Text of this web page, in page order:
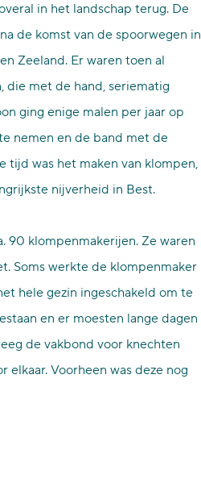
in het landschap terug. De
de komst van de spoorwegen in
Zeeland. Er waren toen al
die met de hand, seriematig
ging enige malen per jaar op
nemen en de band met de
tijd was het maken van klompen,
nijverheid in Best.
90 klompenmakerijen. Ze waren
Soms werkte de klompenmaker
hele gezin ingeschakeld om te
en er moesten lange dagen
de vakbond voor knechten
elkaar. Voorheen was deze nog